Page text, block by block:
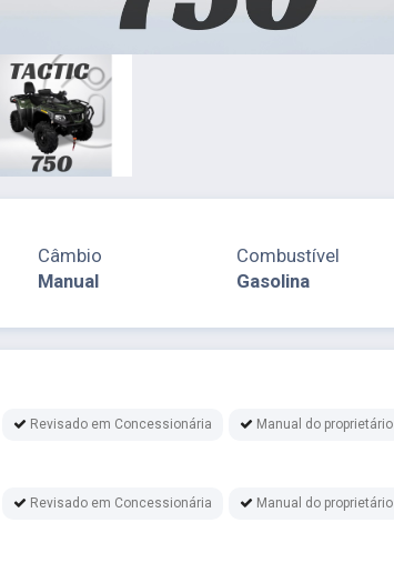
Câmbio
Manual
Combustível
Gasolina
Revisado em Concessionária Manual do proprietário
Revisado em Concessionária Manual do proprietário